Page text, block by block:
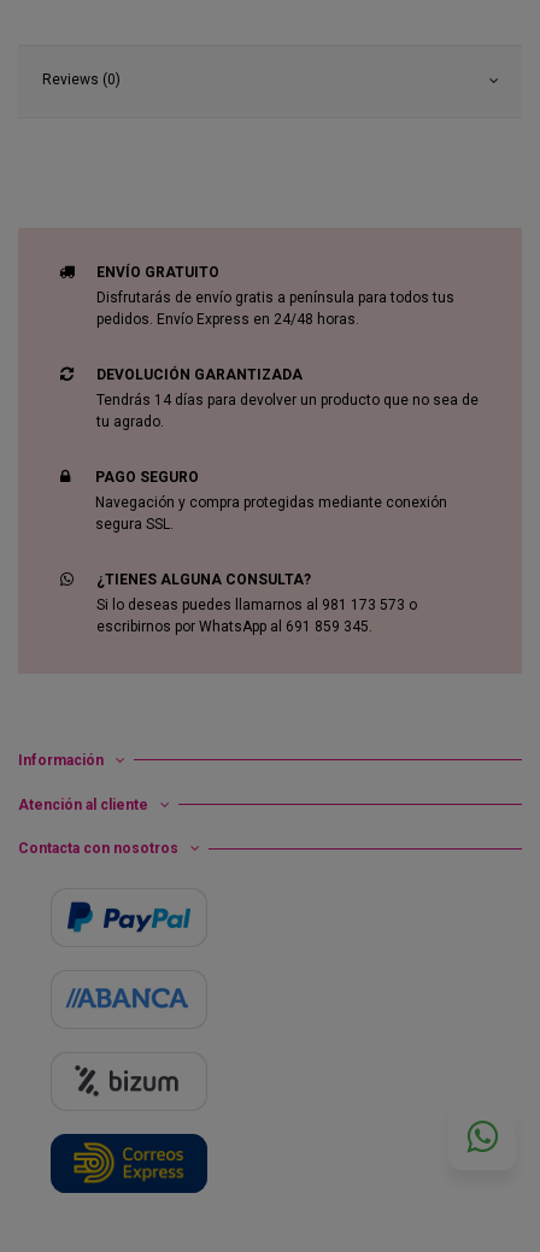
Reviews (0)
ENVÍO GRATUITO
Disfrutarás de envío gratis a península para todos tus
pedidos. Envío Express en 24/48 horas.
DEVOLUCIÓN GARANTIZADA
Tendrás 14 días para devolver un producto que no sea de
tu agrado.
PAGO SEGURO
Navegación y compra protegidas mediante conexión
segura SSL.
¿TIENES ALGUNA CONSULTA?
Si lo deseas puedes llamarnos al 981 173 573 o
escribirnos por WhatsApp al 691 859 345.
Información
Atención al cliente
Contacta con nosotros